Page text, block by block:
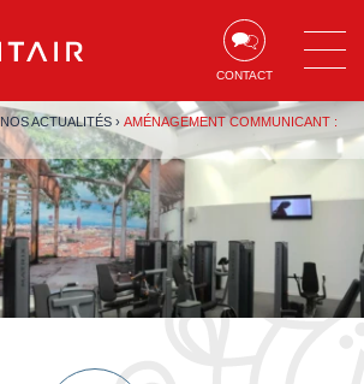
Aller à la recherche
CONTACT
NOS ACTUALITÉS › AMÉNAGEMENT COMMUNICANT :